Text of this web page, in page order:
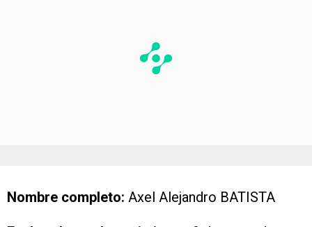
Nombre completo: Axel Alejandro BATISTA